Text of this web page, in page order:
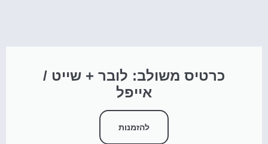
כרטיס משולב: לובר + שייט /
אייפל
להזמנות